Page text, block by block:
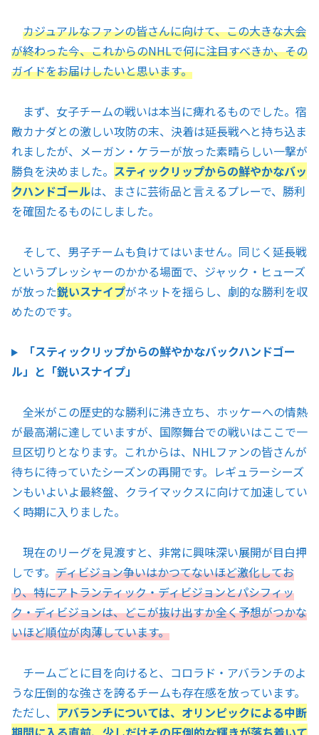
カジュアルなファンの皆さんに向けて、この大きな大会
が終わった今、これからのNHLで何に注目すべきか、その
ガイドをお届けしたいと思います。
まず、女子チームの戦いは本当に痺れるものでした。宿
敵カナダとの激しい攻防の末、決着は延長戦へと持ち込ま
れましたが、メーガン・ケラーが放った素晴らしい一撃が
勝負を決めました。 スティックリップからの鮮やかなバッ
クハンドゴールは、まさに芸術品と言えるプレーで、勝利
を確固たるものにしました。
そして、男子チームも負けてはいません。同じく延長戦
というプレッシャーのかかる場面で、ジャック・ヒューズ
が放った鋭いスナイプがネットを揺らし、劇的な勝利を収
めたのです。
「スティックリップからの鮮やかなバックハンドゴー
ル」と「鋭いスナイプ」
全米がこの歴史的な勝利に沸き立ち、ホッケーへの情熱
が最高潮に達していますが、国際舞台での戦いはここで一
旦区切りとなります。これからは、NHLファンの皆さんが
待ちに待っていたシーズンの再開です。レギュラーシーズ
ンもいよいよ最終盤、クライマックスに向けて加速してい
く時期に入りました。
現在のリーグを見渡すと、非常に興味深い展開が目白押
しです。 ディビジョン争いはかつてないほど激化してお
り、特にアトランティック・ディビジョンとパシフィッ
ク・ディビジョンは、どこが抜け出すか全く予想がつかな
いほど順位が肉薄しています。
チームごとに目を向けると、コロラド・アバランチのよ
うな圧倒的な強さを誇るチームも存在感を放っています。
ただし、 アバランチについては、オリンピックによる中断